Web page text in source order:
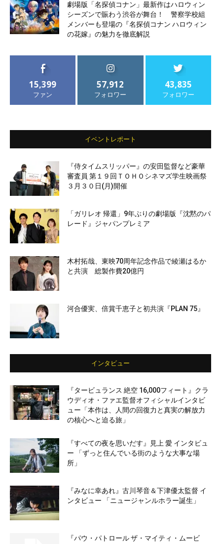
劇場版「名探偵コナン」最新作はハロウィン
シーズンで賑わう渋谷が舞台！ 警察学校組
メンバーも登場の『名探偵コナン ハロウィン
の花嫁』の魅力を徹底解説
15,399
ファン
57,912
フォロワー
43,835
フォロワー
イベントレポート
『侍タイムスリッパー』の安田監督など豪華
審査員 第１９回ＴＯＨＯシネマズ学生映画祭
３月３０日(月)開催
「ガリレオ 帰還」9年ぶりの劇場版『沈黙のパ
レード』ジャパンプレミア
木村拓哉、東映70周年記念作品で綾瀬はるか
と共演 総製作費20億円
河合優実、倍賞千恵子と初共演『PLAN 75』
インタビュー
『タービュランス 絶空 16,000フィート』クラ
ウディオ・ファエ監督オフィシャルインタビ
ュー「本作は、人間の回復力と真実の解放力
の核心へと迫る旅」
『すべての夜を思いだす』見上 愛 インタビュ
ー 「ずっと住んでいる街のような大事な場
所」
『みなに幸あれ』古川琴音＆下津優太監督 イ
ンタビュー 「ニュージャンルホラー誕生」
『パウ・パトロール ザ・マイティ・ムービ